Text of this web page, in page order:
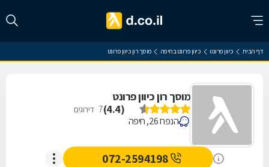
דף הבית כיוון פרונט כיוון פרונט בחיפה מוסך רון כיוון פרונט
מוסך רון כיוון פרונט
(
4.4
)
7 דירוגים
הנפח 26, חיפה
072-2594198